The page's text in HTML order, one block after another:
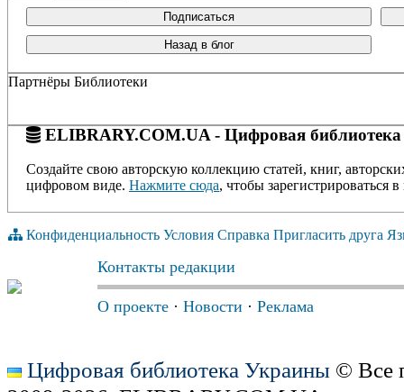
Подписаться
Назад в блог
Партнёры Библиотеки
ELIBRARY.COM.UA - Цифровая библиотека
Создайте свою авторскую коллекцию статей, книг,
цифровом виде. Нажмите сюда, чтобы зарегистрироваться в
Конфиденциальность Условия Справка Пригласить друга
Контакты редакции
О проекте · Новости · Реклама
Цифровая библиотека Украины © Все